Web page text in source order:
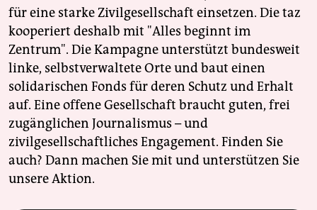
für eine starke Zivilgesellschaft einsetzen. Die taz
kooperiert deshalb mit "Alles beginnt im
Zentrum". Die Kampagne unterstützt bundesweit
linke, selbstverwaltete Orte und baut einen
solidarischen Fonds für deren Schutz und Erhalt
auf. Eine offene Gesellschaft braucht guten, frei
zugänglichen Journalismus – und
zivilgesellschaftliches Engagement. Finden Sie
auch? Dann machen Sie mit und unterstützen Sie
unsere Aktion.